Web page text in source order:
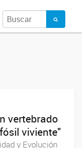
vertebrado
viviente"
y Evolución